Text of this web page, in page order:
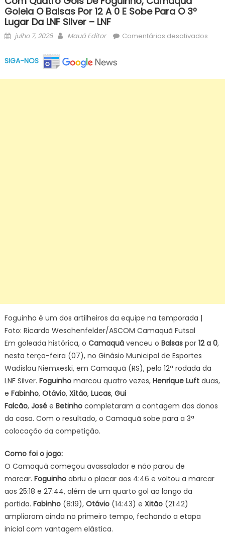
Goleia O Balsas Por 12 A 0 E Sobe Para O 3º
Lugar Da LNF Silver – LNF
Posted
julho 7, 2026 Author
Mauá Editor Comentários desativadosem
de
SIGA-NOS
Foguinho é um dos artilheiros da equipe na temporada |
Foto: Ricardo Weschenfelder/ASCOM Camaquã Futsal
Em goleada histórica, o Camaquãvenceu o Balsaspor 12 a 0,
nesta terça-feira (07), no Ginásio Municipal de Esportes
Wadislau Niemxeski, em Camaquã (RS), pela 12ª rodada da
LNF Silver. Foguinhomarcou quatro vezes, Henrique Luftduas,
e Fabinho, Otávio, Xitão, Lucas, Gui
Falcão, Josée Betinhocompletaram a contagem dos donos
da casa. Com o resultado, o Camaquã sobe para a 3ª
colocação da competição.
Como foi o jogo:
O Camaquã começou avassalador e não parou de
marcar. Foguinhoabriu o placar aos 4:46 e voltou a marcar
aos 25:18 e 27:44, além de um quarto gol ao longo da
partida. Fabinho(8:19), Otávio(14:43) e Xitão(21:42)
ampliaram ainda no primeiro tempo, fechando a etapa
inicial com vantagem elástica.